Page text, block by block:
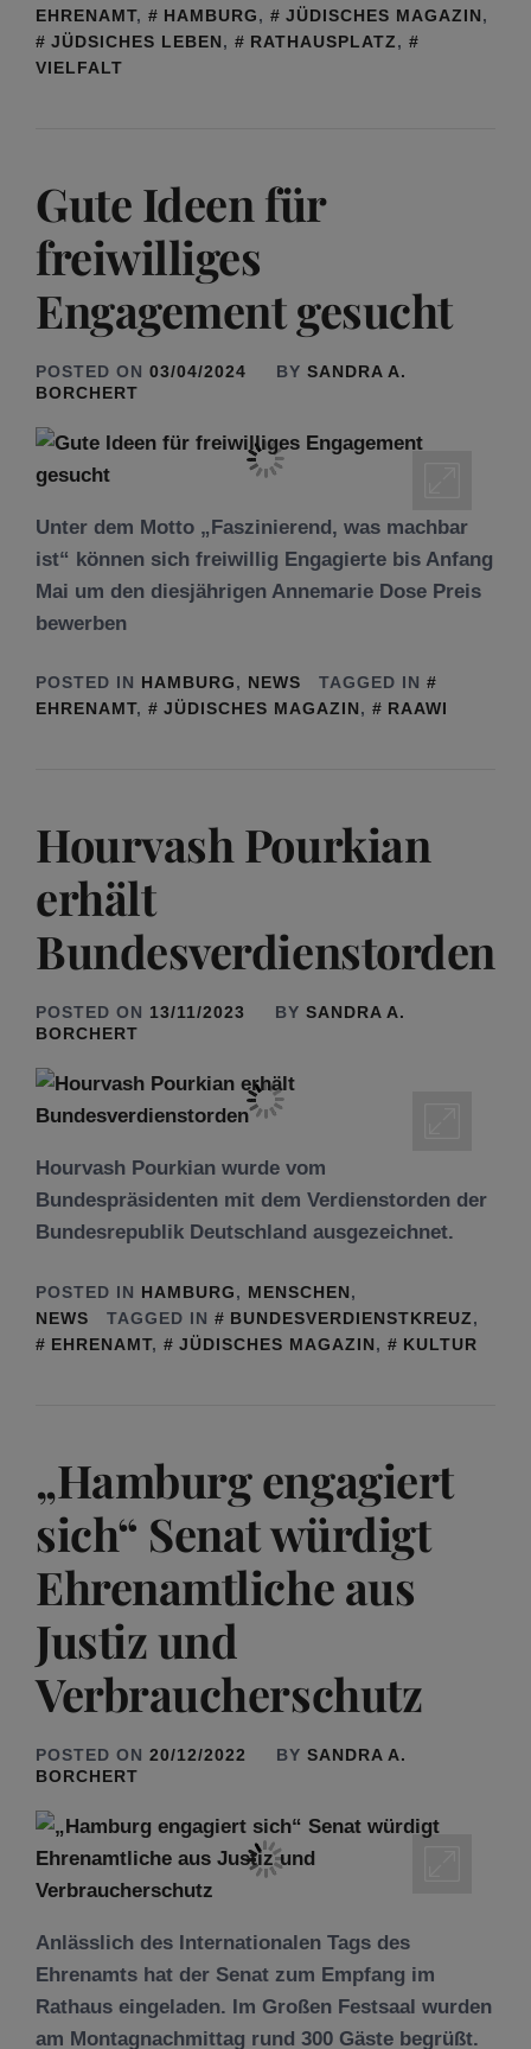
EHRENAMT, HAMBURG, JÜDISCHES MAGAZIN,
JÜDSICHES LEBEN, RATHAUSPLATZ,
VIELFALT
Gute Ideen für
freiwilliges
Engagement gesucht
POSTED ON 03/04/2024 BY SANDRA A.
BORCHERT
Unter dem Motto „Faszinierend, was machbar
ist“ können sich freiwillig Engagierte bis Anfang
Mai um den diesjährigen Annemarie Dose Preis
bewerben
POSTED IN HAMBURG, NEWS
TAGGED IN
EHRENAMT, JÜDISCHES MAGAZIN, RAAWI
Hourvash Pourkian
erhält
Bundesverdienstorden
POSTED ON 13/11/2023 BY SANDRA A.
BORCHERT
Hourvash Pourkian wurde vom
Bundespräsidenten mit dem Verdienstorden der
Bundesrepublik Deutschland ausgezeichnet.
POSTED IN HAMBURG, MENSCHEN,
NEWS
TAGGED IN BUNDESVERDIENSTKREUZ,
EHRENAMT, JÜDISCHES MAGAZIN, KULTUR
„Hamburg engagiert
sich“ Senat würdigt
Ehrenamtliche aus
Justiz und
Verbraucherschutz
POSTED ON 20/12/2022 BY SANDRA A.
BORCHERT
Anlässlich des Internationalen Tags des
Ehrenamts hat der Senat zum Empfang im
Rathaus eingeladen. Im Großen Festsaal wurden
am Montagnachmittag rund 300 Gäste begrüßt.